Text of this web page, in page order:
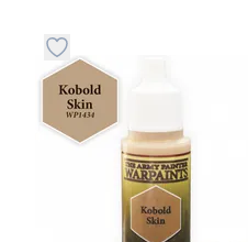
Dugme za dodavanje